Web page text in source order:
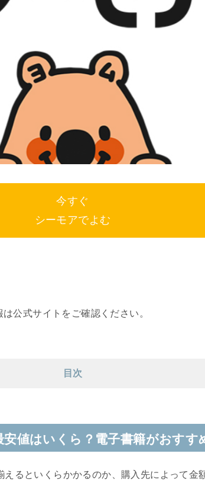
今すぐ
シーモアでよむ
公式サイトをご確認ください。
目次
値はいくら？電子書籍がおすす
るといくらかかるのか、購入先によって金